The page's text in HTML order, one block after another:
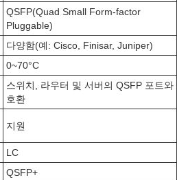
QSFP(Quad Small Form-factor
Pluggable)
다양함(예: Cisco, Finisar, Juniper)
0~70°C
스위치, 라우터 및 서버의 QSFP 포트와
호환
지원
LC
QSFP+